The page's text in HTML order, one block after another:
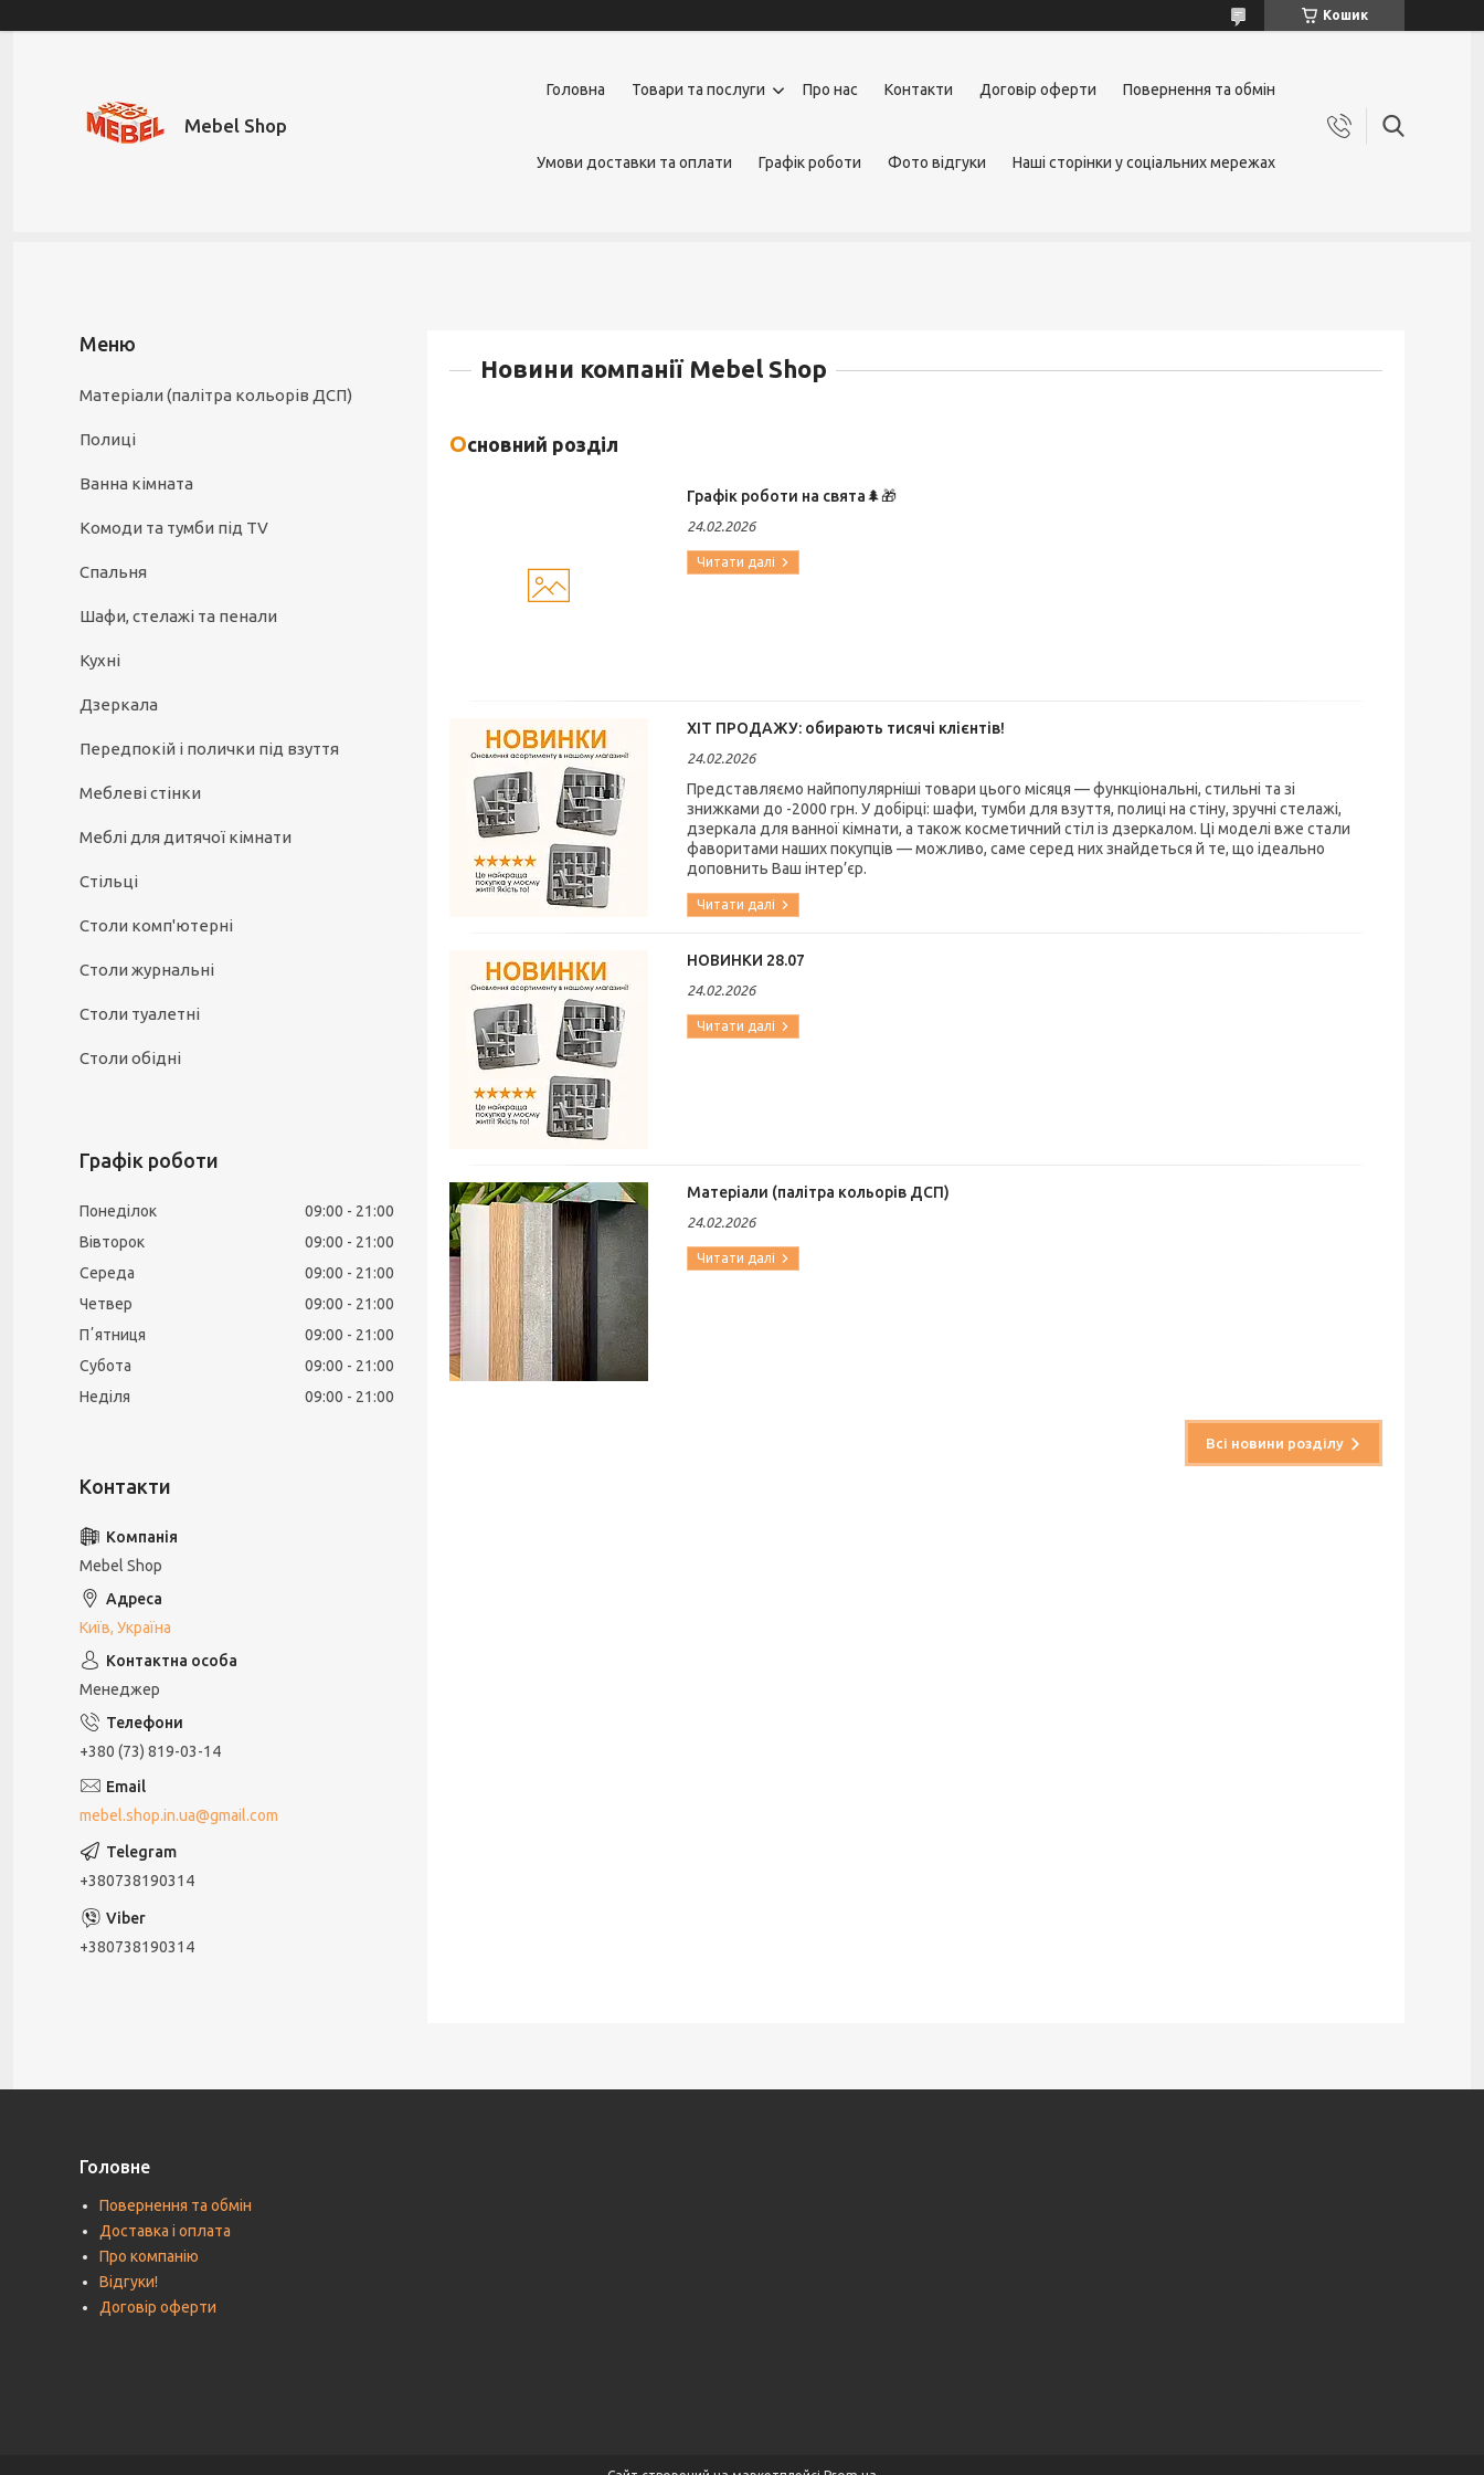
Кошик
Mebel Shop
Головна Товари та послуги Про нас Контакти Договір оферти Повернення та обмін
Умови доставки та оплати Графік роботи Фото відгуки Наші сторінки у соціальних мережах
Новини компанії Mebel Shop
Основний розділ
Графік роботи на свята🌲🎁
24.02.2026
ХІТ ПРОДАЖУ: обирають тисячі клієнтів!
24.02.2026
Представляємо найпопулярніші товари цього місяця — функціональні, стильні та зі
знижками до -2000 грн. У добірці: шафи, тумби для взуття, полиці на стіну, зручні стелажі,
дзеркала для ванної кімнати, а також косметичний стіл із дзеркалом. Ці моделі вже стали
фаворитами наших покупців — можливо, саме серед них знайдеться й те, що ідеально
доповнить Ваш інтер’єр.
НОВИНКИ 28.07
24.02.2026
Матеріали (палітра кольорів ДСП)
24.02.2026
Всі новини розділу
Матеріали (палітра кольорів ДСП)
Полиці
Ванна кімната
Комоди та тумби під TV
Спальня
Шафи, стелажі та пенали
Кухні
Дзеркала
Передпокій і полички під взуття
Меблеві стінки
Меблі для дитячої кімнати
Стільці
Столи комп'ютерні
Столи журнальні
Столи туалетні
Столи обідні
Графік роботи
Понеділок 09:00
21:00
Вівторок
09:00
21:00
Середа
09:00
21:00
Четвер
09:00
21:00
Пʼятниця
09:00
21:00
Субота
09:00
21:00
Неділя
09:00 21:00
Mebel Shop
Київ, Україна
Менеджер
+380 (73) 819-03-14
mebel.shop.in.ua@gmail.com
+380738190314
+380738190314
Головне
Повернення та обмін
Доставка і оплата
Про компанію
Відгуки!
Договір оферти